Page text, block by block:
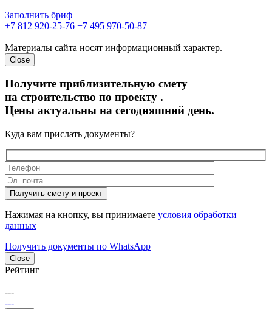
Заполнить бриф
+7 812 920-25-76 +7 495 970-50-87
Материалы сайта носят информационный характер.
Close
Получите приблизительную смету
на строительство по проекту .
Цены актуальны на сегодняшний день.
Куда вам прислать документы?
Получить смету и проект
Нажимая на кнопку, вы принимаете условия обработки
данных
Получить документы по WhatsApp
Close
Рейтинг
---
---